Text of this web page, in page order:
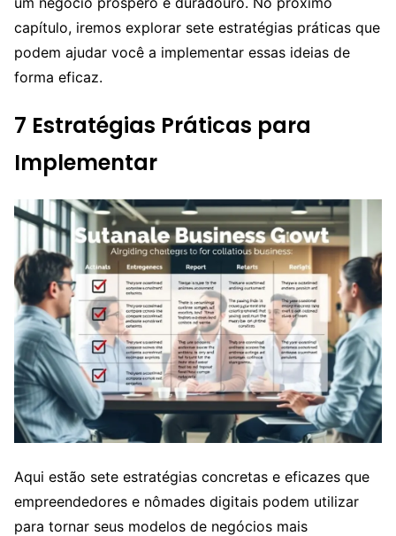
capítulo, iremos explorar sete estratégias práticas que
podem ajudar você a implementar essas ideias de
forma eficaz.
7 Estratégias Práticas para
Implementar
Aqui estão sete estratégias concretas e eficazes que
empreendedores e nômades digitais podem utilizar
para tornar seus modelos de negócios mais